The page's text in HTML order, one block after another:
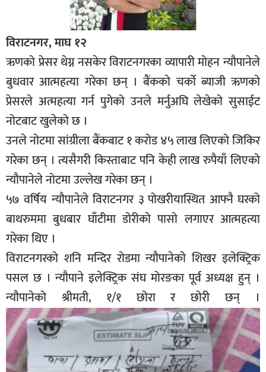
विराटनगर, माघ १२
ऋणको प्रेसर थेग्न नसकेर विराटनगरका व्यापारी मोहन न्यौपानेले
बुधवार आत्महत्या गरेका छन् । बैंककाे चर्को ब्याजी ऋणकाे
प्रेसरले अत्महत्या गर्न पुगेको उनले मर्नुअघि लेखेको सुसाईट
नोटबाट खुलेको छ ।
उनले नोटमा सांग्रीला बैंकबाट १ करोड ४५ लाख लिएको जिकिर
गरेका छन् । त्यसैगरी किस्ताबाट पनि केही लाख रुपैयाँ लिएको
न्यौपानेले नोटमा उल्लेख गरेका छन् ।
५७ वर्षिय न्यौपानेले विराटनगर ३ पोखरीयास्थित आफ्नै घरको
बाथरुममा बुधबार घाँटीमा डोरीको पासो लगाएर आत्महत्या
गरेका थिए ।
विराटनगरको शनि मन्दिर रोडमा न्यौपानेकाे शिखर इलेक्ट्रिक
पसल छ । न्यौपाने इलेक्ट्रिक संघ मोरङका पूर्व अध्यक्ष हुन् ।
न्यौपानेको श्रीमती, १/१ छोरा र छोरी छन् ।